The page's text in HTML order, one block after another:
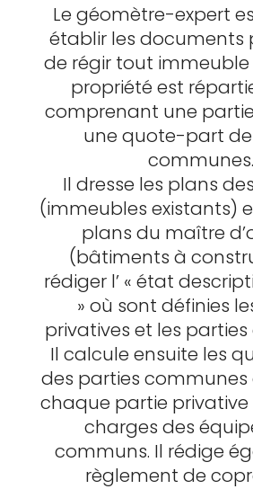
Le géomètre-expert
établir les
de régir tout
propriété est
comprenant une
une quote-part
communes.
Il dresse les plans
(immeubles existants)
plans du maître
(bâtiments à
rédiger l’ « état
» où sont définies
privatives et les
Il calcule ensuite les
des parties
chaque partie privative
charges des
communs. Il rédige
règlement de